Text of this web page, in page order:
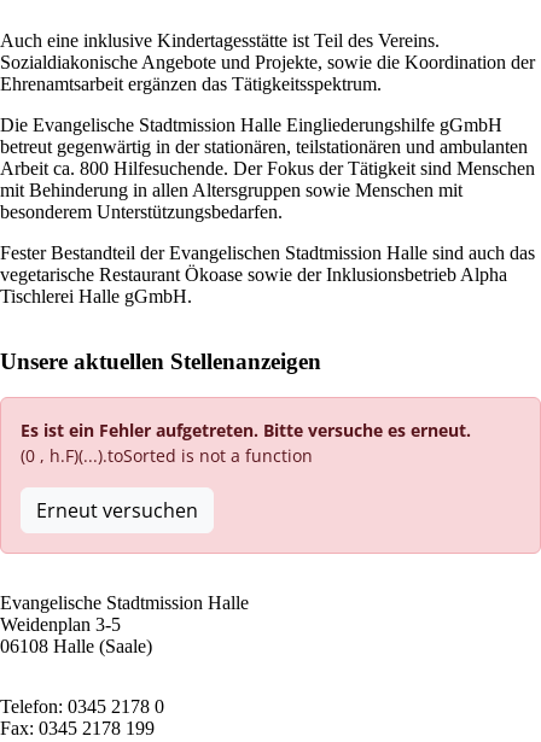
Auch eine inklusive Kindertagesstätte ist Teil des Vereins.
Sozialdiakonische Angebote und Projekte, sowie die Koordination der
Ehrenamtsarbeit ergänzen das Tätigkeitsspektrum.
Die Evangelische Stadtmission Halle Eingliederungshilfe gGmbH
betreut gegenwärtig in der stationären, teilstationären und ambulanten
Arbeit ca. 800 Hilfesuchende. Der Fokus der Tätigkeit sind Menschen
mit Behinderung in allen Altersgruppen sowie Menschen mit
besonderem Unterstützungsbedarfen.
Fester Bestandteil der Evangelischen Stadtmission Halle sind auch das
vegetarische Restaurant Ökoase sowie der Inklusionsbetrieb Alpha
Tischlerei Halle gGmbH.
Unsere aktuellen Stellenanzeigen
Es ist ein Fehler aufgetreten. Bitte versuche es erneut.
(0 , h.F)(...).toSorted is not a function
Erneut versuchen
Evangelische Stadtmission Halle
Weidenplan 3-5
06108 Halle (Saale)
Telefon: 0345 2178 0
Fax: 0345 2178 199